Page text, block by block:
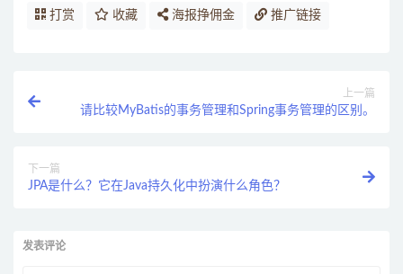
打赏 收藏 海报挣佣金 推广链接
上一篇
请比较MyBatis的事务管理和Spring事务管理的区别。
下一篇
JPA是什么？它在Java持久化中扮演什么角色？
发表评论